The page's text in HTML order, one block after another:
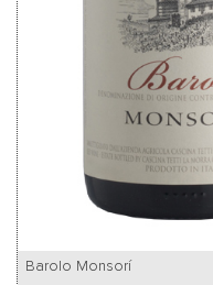
Barolo Monsorí